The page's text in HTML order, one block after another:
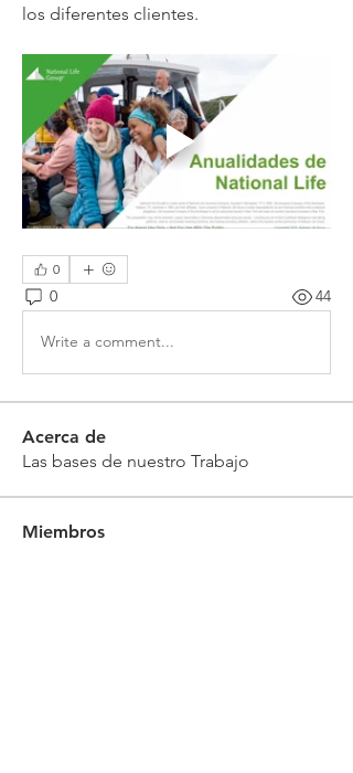
los diferentes clientes.
0
0 44
Write a comment...
Acerca de
Las bases de nuestro Trabajo
Miembros